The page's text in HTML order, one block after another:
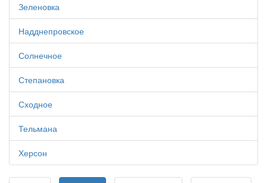
Зеленовка
Надднепровское
Солнечное
Степановка
Сходное
Тельмана
Херсон